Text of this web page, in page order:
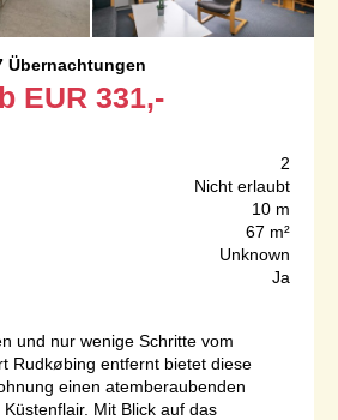
Übernachtungen
EUR 331,-
2
Nicht erlaubt
10 m
67 m²
Unknown
Ja
und nur wenige Schritte vom
Rudkøbing entfernt bietet diese
einen atemberaubenden
Mit Blick auf das